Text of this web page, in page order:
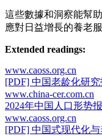
這些數據和洞察能幫
應對日益增長的養老
Extended readings:
www.caoss.org.cn
[PDF] 中国老龄化研究
www.china-cer.com.cn
2024年中国人口形势
www.caoss.org.cn
[PDF] 中国式现代化